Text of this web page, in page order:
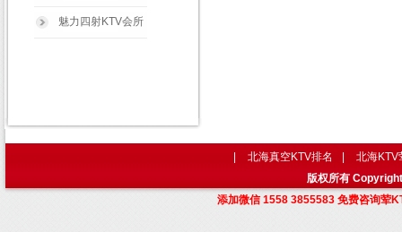
魅力四射KTV会所
北海真空KTV排名
北海KTV
版权所有
添加微信 1558 3855583 免费咨询荤